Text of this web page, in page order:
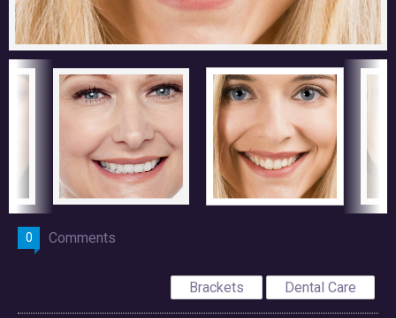
0 Comments
Brackets Dental Care